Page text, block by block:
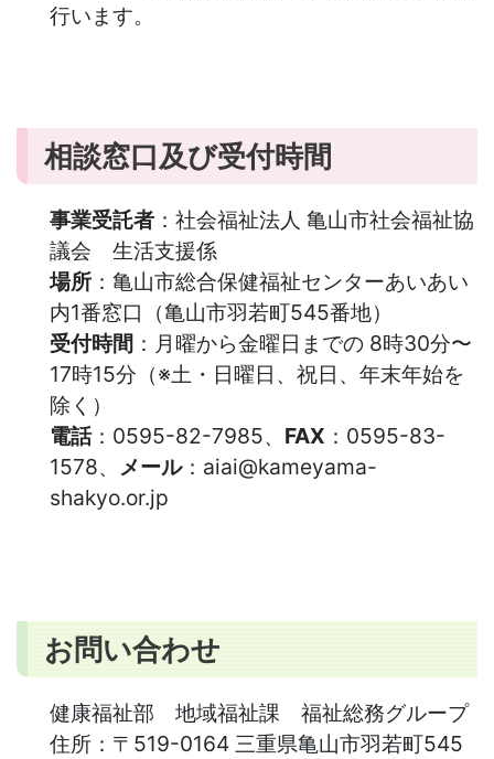
行います。
相談窓口及び受付時間
事業受託者 ：社会福祉法人 亀山市社会福祉協
議会 生活支援係
場所 ：亀山市総合保健福祉センターあいあい
内1番窓口（亀山市羽若町545番地）
受付時間 ：月曜から金曜日までの 8時30分〜
17時15分（※土・日曜日、祝日、年末年始を
除く）
電話：0595-82-7985、 FAX ：0595-83-
1578、 メール：aiai@kameyama-
shakyo.or.jp
お問い合わせ
健康福祉部 地域福祉課 福祉総務グループ
住所： 〒519-0164 三重県亀山市羽若町545